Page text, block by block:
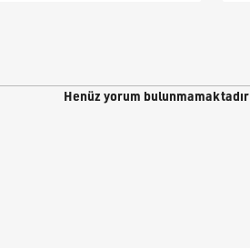
Henüz yorum bulunmamaktadır